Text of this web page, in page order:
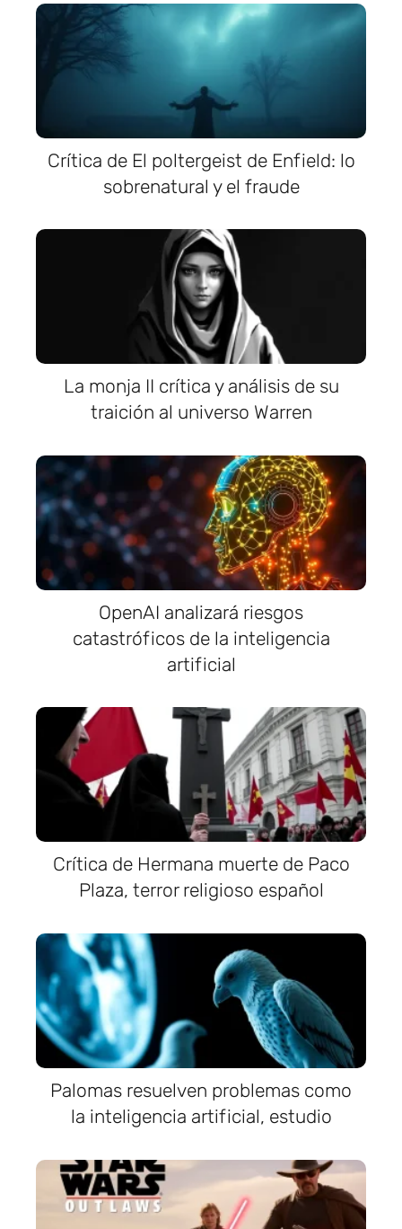
Crítica de El poltergeist de Enfield: lo
sobrenatural y el fraude
La monja II crítica y análisis de su
traición al universo Warren
OpenAI analizará riesgos
catastróficos de la inteligencia
artificial
Crítica de Hermana muerte de Paco
Plaza, terror religioso español
Palomas resuelven problemas como
la inteligencia artificial, estudio